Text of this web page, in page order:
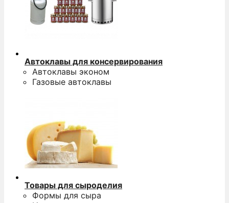
Автоклавы для консервирования
Автоклавы эконом
Газовые автоклавы
Товары для сыроделия
Формы для сыра